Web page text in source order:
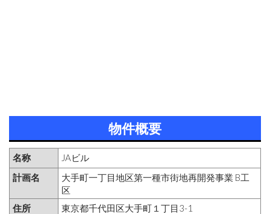
物件概要
名称
JAビル
計画名
大手町一丁目地区第一種市街地再開発事業 B工
区
住所
東京都千代田区大手町１丁目3-1